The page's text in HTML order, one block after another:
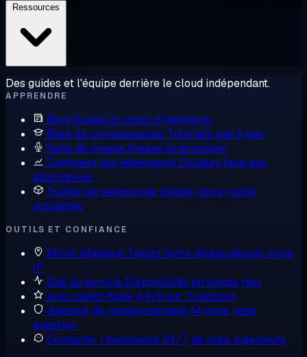
Des guides et l'équipe derrière le cloud indépendant.
APPRENDRE
Blog Guides et notes d'ingénierie
Base de connaissances Tutoriels pas à pas
Salle de presse Presse et annonces
Comparer les hébergeurs Cloudzy face aux
alternatives
Toutes les ressources Guides, docs, outils,
actualités
OUTILS ET CONFIANCE
Miroir Magique Testez notre réseau depuis votre
IP
État du service Disponibilité en temps réel
Avis clients Noté 4,6/5 sur Trustpilot
Garantie de remboursement14 jours, sans
question
Contacter l'assistance 24/7, de vrais ingénieurs